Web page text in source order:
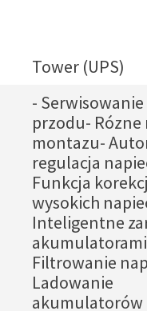
Tower (UPS)
-
przodu-
montazu-
regulacja
Funkcja
wysokich
Inteligentne
Filtrowanie
Ladowanie
akumulatorów